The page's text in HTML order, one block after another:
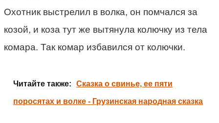
Охотник выстрелил в волка, он помчался за
козой, и коза тут же вытянула колючку из тела
комара. Так комар избавился от колючки.
Читайте также: Сказка о свинье, ее пяти
поросятах и волке - Грузинская народная сказка